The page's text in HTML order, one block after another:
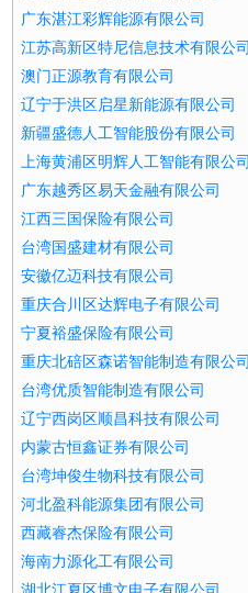
广东湛江彩辉能源有限公司
江苏高新区特尼信息技术有限公司
澳门正源教育有限公司
辽宁于洪区启星新能源有限公司
新疆盛德人工智能股份有限公司
上海黄浦区明辉人工智能有限公司
广东越秀区易天金融有限公司
江西三国保险有限公司
台湾国盛建材有限公司
安徽亿迈科技有限公司
重庆合川区达辉电子有限公司
宁夏裕盛保险有限公司
重庆北碚区森诺智能制造有限公司
台湾优质智能制造有限公司
辽宁西岗区顺昌科技有限公司
内蒙古恒鑫证券有限公司
台湾坤俊生物科技有限公司
河北盈科能源集团有限公司
西藏睿杰保险有限公司
海南力源化工有限公司